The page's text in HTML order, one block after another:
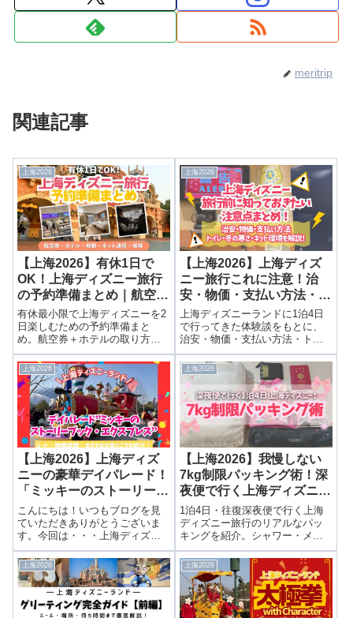
meritrip
関連記事
上海2026
【上海2026】有休1日で
OK！上海ディズニー旅行
の予約準備まとめ｜航空
券・ホテル・移動・ネット
通信・保険
有休最小限で上海ディズニーを2
日楽しむための予約準備まと
め。航空券＋ホテルの取り方、
空港送迎、ネット通信
（ahamo・au海外放題）、海外
旅行保険まで詳しく解説！
上海2026
【上海2026】上海ディズ
ニー旅行これに注意！治
安・物価・支払い方法・ト
イレ・冬の寒さ・ネット環
境を解説！
上海ディズニーランドに1泊4日
で行ってきた体験談をもとに、
治安・物価・支払い方法・トイ
レ事情・冬の気温・ネット環境
を詳しく解説。初めて・久しぶ
りの方必見！
上海2026
【上海2026】上海ディズ
ニーの豪華デイパレード！
「ミッキーのストーリーブ
ック・エクスプレス」鑑賞
ガイド！ルート・時間・見
どころ
こんにちは！いつもブログを見
ていただきありがとうございま
す。今回は・・・上海ディズニ
ーの豪華デイパレード！「ミッ
キーのストーリーブック・エク
スプレス」鑑賞ガイド【ルー
ト・時間・見どころ】前回はア
トモスショーの太極拳を紹介し
ました。▶上海ディ...
上海2026
【上海2026】我慢しない
7kg制限パッキング術！深
夜便で行く上海ディズニー
1泊4日旅！
1泊4日・往復深夜便で行く上海
ディズニー旅行のリアルなパッ
キングを紹介。シャワー・メイ
ク回数を想定した7kg以下の工夫
や、服・コスメの軽量化テクを
詳しく解説します。
上海2026 上海2026